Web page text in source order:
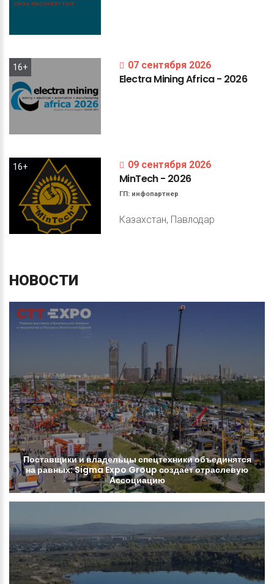
16+ 07 сентября 2026
ElectraMiningAfrica- 2026
16+ 09 сентября 2026
MinTech- 2026
ГП: инфопартнер
Казахстан, Павлодар
НОВОСТИ
Поставщикиивладельцыспецтехникиобъединятся
наравных:SigmaExpoGroup создаетотраслевую
Ассоциацию